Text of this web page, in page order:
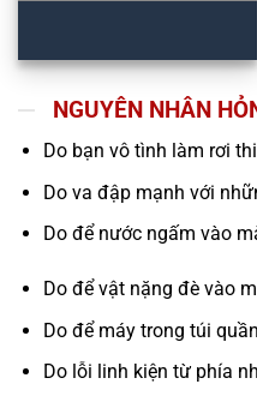
NGUYÊN NHÂN
Do bạn vô tình làm rơi
Do va đập mạnh với
Do để nước ngấm vào
Do để vật nặng đè vào
Do để máy trong túi
Do lỗi linh kiện từ phía